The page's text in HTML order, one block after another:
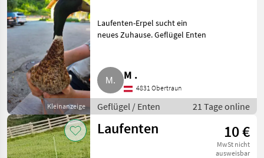
Kleinanzeige
Laufenten-Erpel sucht ein
neues Zuhause. Geflügel Enten
M .
4831 Obertraun
Geflügel / Enten 21 Tage online
Laufenten 10 €
MwSt nicht
ausweisbar